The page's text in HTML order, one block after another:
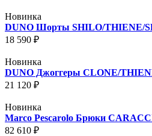
Новинка
DUNO Шорты SHILO/THIENE/
18 590 ₽
Новинка
DUNO Джоггеры CLONE/
21 120 ₽
Новинка
Marco Pescarolo Брюки
82 610 ₽